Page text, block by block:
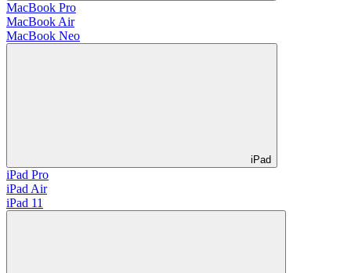
MacBook Pro
MacBook Air
MacBook Neo
iPad
iPad Pro
iPad Air
iPad 11